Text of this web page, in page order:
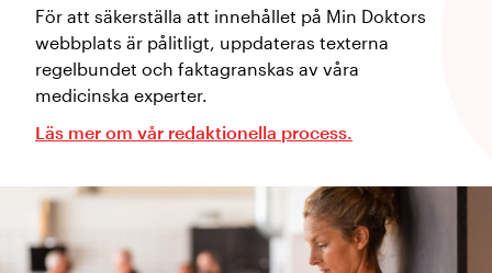
För att säkerställa att innehållet på Min Doktors
webbplats är pålitligt, uppdateras texterna
regelbundet och faktagranskas av våra
medicinska experter.
Läs mer om vår redaktionella process.